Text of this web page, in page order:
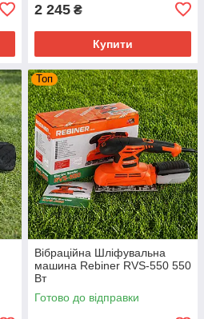
2 245 ₴
Купити
Топ
Вібраційна Шліфувальна
машина Rebiner RVS-550 550
Вт
Готово до відправки